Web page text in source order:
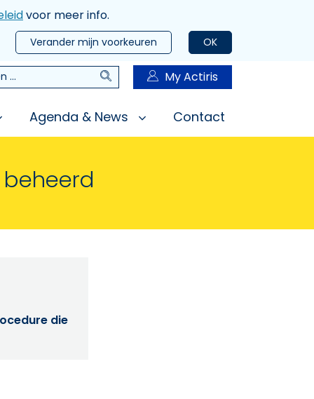
voor meer info.
OK
Verander mijn voorkeuren
Zoeken My Actiris
Agenda & News Contact
die